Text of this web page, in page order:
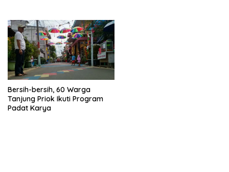
Bersih-bersih, 60 Warga
Tanjung Priok Ikuti Program
Padat Karya